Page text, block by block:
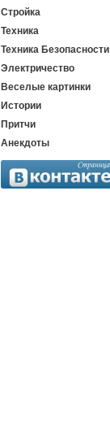
Стройка
Техника
Техника Безопасности
Электричество
Веселые картинки
Истории
Притчи
Анекдоты